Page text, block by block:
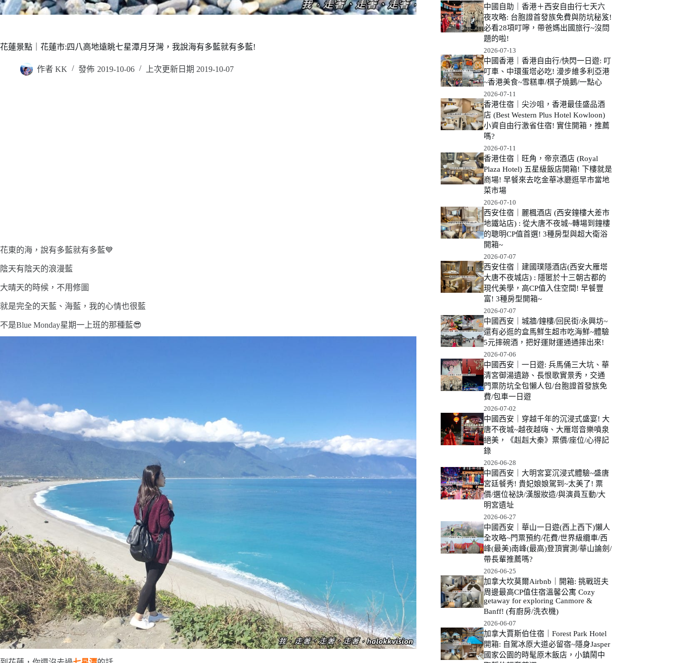
花蓮景點｜花蓮市:四八高地遠眺七星潭月牙灣，我說海有多藍就有多藍!
作者 KK 發佈 2019-10-06 上次更新日期 2019-10-07
花東的海，說有多藍就有多藍💙
陰天有陰天的浪漫藍
大晴天的時候，不用修圖
就是完全的天藍、海藍，我的心情也很藍
不是Blue Monday星期一上班的那種藍😎
中國自助｜香港＋西安自由行七天六
夜攻略: 台胞證首發族免費與防坑秘笈!
必看28項叮嚀，帶爸媽出國旅行~沒問
題的啦!
2026-07-13
中國香港｜香港自由行/快閃一日遊: 叮
叮車、中環蛋塔必吃! 漫步維多利亞港
~香港美食~雪糕車/棋子燒鵝/一點心
2026-07-11
香港住宿｜尖沙咀，香港最佳盛品酒
店 (Best Western Plus Hotel Kowloon)
小資自由行激省住宿! 實住開箱，推薦
嗎?
2026-07-11
香港住宿｜旺角，帝京酒店 (Royal
Plaza Hotel) 五星級飯店開箱! 下樓就是
商場! 早餐來去吃金華冰廳逛早市當地
菜市場
2026-07-10
西安住宿｜麗楓酒店 (西安鐘樓大差市
地鐵站店) : 從大唐不夜城~轉場到鐘樓
的聰明CP值首選! 3種房型與超大衛浴
開箱~
2026-07-07
西安住宿｜建國璞隱酒店(西安大雁塔
大唐不夜城店) : 隱匿於十三朝古都的
現代美學，高CP值入住空間! 早餐豐
富! 3種房型開箱~
2026-07-07
中國西安｜城牆/鐘樓/回民街/永興坊~
還有必逛的盒馬鮮生超市吃海鮮~體驗
5元摔碗酒，把好運財運通通摔出來!
2026-07-06
中國西安｜一日遊: 兵馬俑三大坑、華
清宮御湯遺跡、長恨歌實景秀，交通
門票防坑全包懶人包/台胞證首發族免
費/包車一日遊
2026-07-02
中國西安｜穿越千年的沉浸式盛宴! 大
唐不夜城~越夜越嗨、大雁塔音樂噴泉
絕美，《赳赳大秦》票價/座位/心得記
錄
2026-06-28
中國西安｜大明宮宴沉浸式體驗~盛唐
宮廷餐秀! 貴妃娘娘駕到~太美了! 票
價/選位祕訣/漢服妝造/與演員互動/大
明宮遺址
2026-06-27
中國西安｜華山一日遊(西上西下)懶人
全攻略~門票預約/花費/世界級纜車/西
峰(最美)南峰(最高)登頂實測/華山論劍/
帶長輩推薦嗎?
2026-06-25
加拿大坎莫爾Airbnb｜開箱: 挑戰班夫
周邊最高CP值住宿溫馨公寓 Cozy
getaway for exploring Canmore &
Banff! (有廚房/洗衣機)
2026-06-07
加拿大賈斯伯住宿｜Forest Park Hotel
開箱: 自駕冰原大道必留宿~隱身Jasper
國家公園的時髦原木飯店，小鎮鬧中